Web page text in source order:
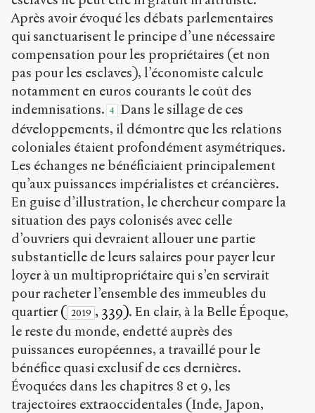
Après avoir évoqué les débats parlementaires
qui sanctuarisent le principe d’une nécessaire
compensation pour les propriétaires (et non
pas pour les esclaves), l’économiste calcule
notamment en euros courants le coût des
indemnisations. 4 Dans le sillage de ces
développements, il démontre que les relations
coloniales étaient profondément asymétriques.
Les échanges ne bénéficiaient principalement
qu’aux puissances impérialistes et créancières.
En guise d’illustration, le chercheur compare la
situation des pays colonisés avec celle
d’ouvriers qui devraient allouer une partie
substantielle de leurs salaires pour payer leur
loyer à un multipropriétaire qui s’en servirait
pour racheter l’ensemble des immeubles du
quartier ( 2019 , 339). En clair, à la Belle Époque,
le reste du monde, endetté auprès des
puissances européennes, a travaillé pour le
bénéfice quasi exclusif de ces dernières.
Évoquées dans les chapitres 8 et 9, les
trajectoires extraoccidentales (Inde, Japon,